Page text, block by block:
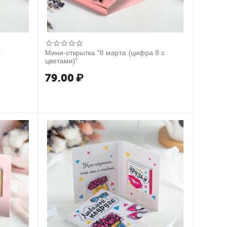
Мини-открытка "8 марта (цифра 8 с
цветами)"
79.00 ₽